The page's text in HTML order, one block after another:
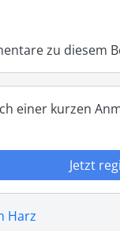
zu diesem
einer kurzen
Jetzt
Harz